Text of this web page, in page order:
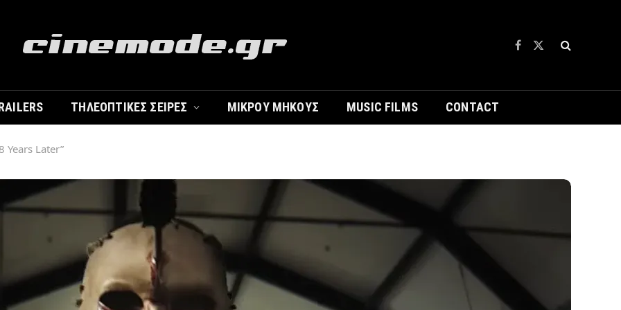
Facebook
X
ΤΗΛΕΟΠΤΙΚΈΣ ΣΕΙΡΈΣ ΜΙΚΡΟΎ ΜΉΚΟΥΣ MUSIC FILMS CONTACT
Years Later”